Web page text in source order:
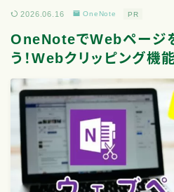
このサイトについて
#2817 (タイトルなし)
2026.06.16 OneNote PR
OneNoteでWebページ
う！Webクリッピング機